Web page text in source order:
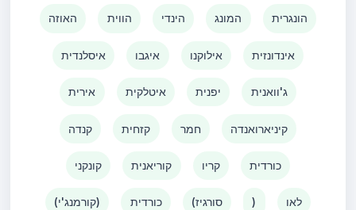
האוזה הווית הינדי המונג הונגרית
איסלנדית איגבו אילוקנו אינדונזית
אירית איטלקית יפנית ג'וואנית
קנדה קזחית חמר קיניארואנדה
קונקני קוריאנית קריו כורדית
(קורמנג'י) כורדית (סורגיז ) לאו